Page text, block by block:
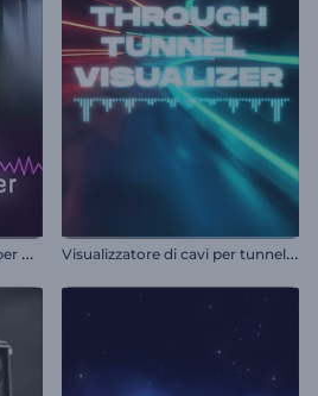
V
isualizzatore musicale Cyber Beats V
isualizzatore di cavi per tunnel al neon